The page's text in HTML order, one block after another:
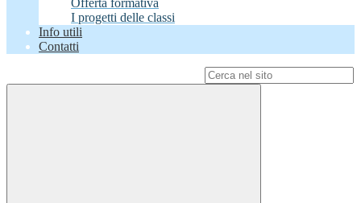
Offerta formativa
I progetti delle classi
Info utili
Contatti